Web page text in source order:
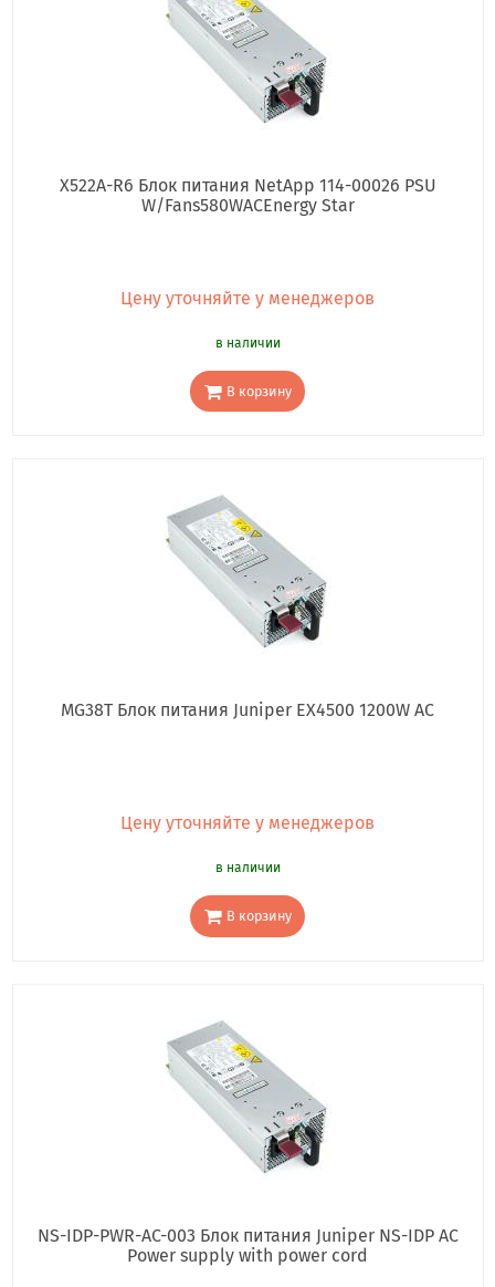
X522A-R6 Блок питания NetApp 114-00026 PSU
W/Fans580WACEnergy Star
Цену уточняйте у менеджеров
в наличии
В корзину
MG38T Блок питания Juniper EX4500 1200W AC
Цену уточняйте у менеджеров
в наличии
В корзину
NS-IDP-PWR-AC-003 Блок питания Juniper NS-IDP AC
Power supply with power cord